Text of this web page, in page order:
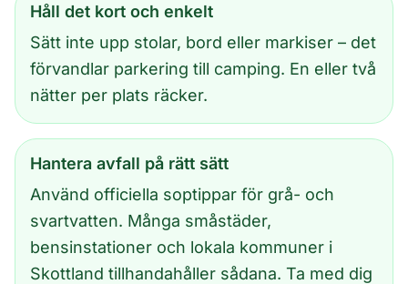
Håll det kort och enkelt
Sätt inte upp stolar, bord eller markiser – det
förvandlar parkering till camping. En eller två
nätter per plats räcker.
Hantera avfall på rätt sätt
Använd officiella soptippar för grå- och
svartvatten. Många småstäder,
bensinstationer och lokala kommuner i
Skottland tillhandahåller sådana. Ta med dig